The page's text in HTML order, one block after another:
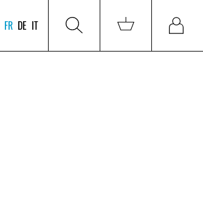
FR DE IT